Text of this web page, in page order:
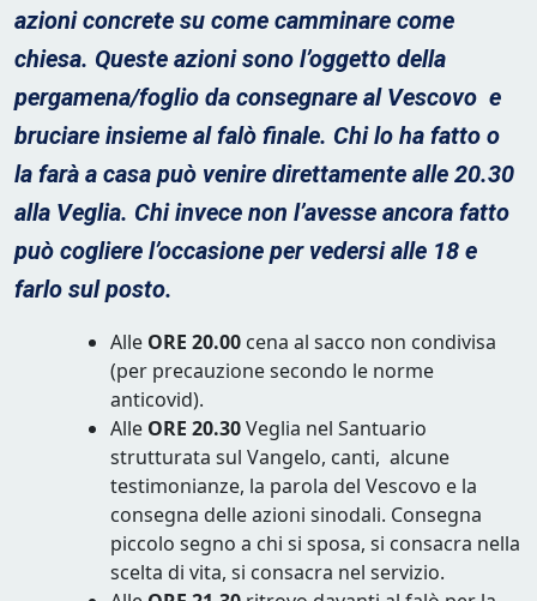
azioni concrete su come camminare come
chiesa. Queste azioni sono l’oggetto della
pergamena/foglio da consegnare al Vescovo e
bruciare insieme al falò finale. Chi lo ha fatto o
la farà a casa può venire direttamente alle 20.30
alla Veglia. Chi invece non l’avesse ancora fatto
può cogliere l’occasione per vedersi alle 18 e
farlo sul posto.
Alle ORE 20.00 cena al sacco non condivisa
(per precauzione secondo le norme
anticovid).
Alle ORE 20.30Veglia nel Santuario
strutturata sul Vangelo, canti, alcune
testimonianze, la parola del Vescovo e la
consegna delle azioni sinodali. Consegna
piccolo segno a chi si sposa, si consacra nella
scelta di vita, si consacra nel servizio.